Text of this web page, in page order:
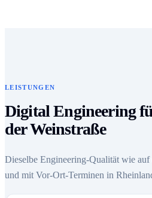
LEISTUNGEN
Digital Engineering
der Weinstraße
Dieselbe Engineering-Qualität wie auf
und mit Vor-Ort-Terminen in